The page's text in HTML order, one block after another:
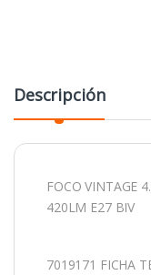
Descripción
FOCO VINTAGE
420LM E27 BIV
7019171 FICHA